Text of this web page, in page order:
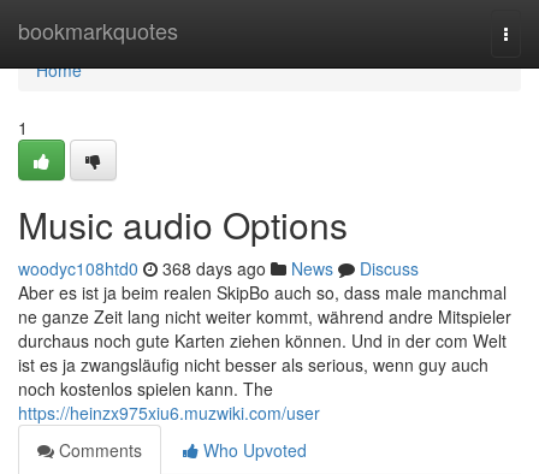
bookmarkquotes
Home
Home
1
Music audio Options
woodyc108htd0 368 days ago News
Discuss
Aber es ist ja beim realen SkipBo auch so, dass male manchmal
ne ganze Zeit lang nicht weiter kommt, während andre Mitspieler
durchaus noch gute Karten ziehen können. Und in der com Welt
ist es ja zwangsläufig nicht besser als serious, wenn guy auch
noch kostenlos spielen kann. The
https://heinzx975xiu6.muzwiki.com/user
Comments
Who Upvoted